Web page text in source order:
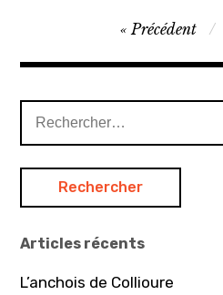
a
g
a
t
i
Précédent
e
c
Articles récents
L’anchois de Collioure